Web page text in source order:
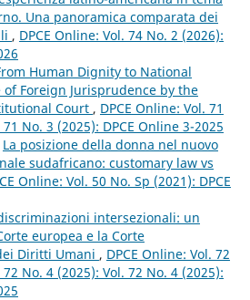
Una panoramica comparata dei
, DPCE Online: Vol. 74 No. 2 (2026):
Human Dignity to National
Foreign Jurisprudence by the
Court , DPCE Online: Vol. 71
No. 3 (2025): DPCE Online 3-2025
La posizione della donna nel nuovo
sudafricano: customary law vs
Online: Vol. 50 No. Sp (2021): DPCE
intersezionali: un
europea e la Corte
Diritti Umani , DPCE Online: Vol. 72
No. 4 (2025): Vol. 72 No. 4 (2025):